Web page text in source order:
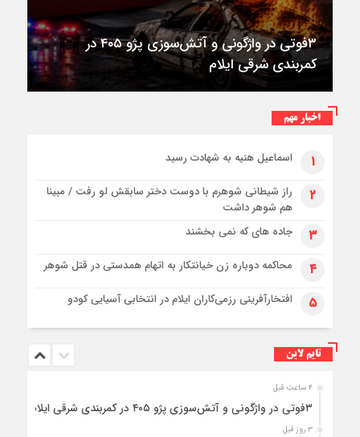
اخبار مهم
۱ اسماعیل هنیه به شهادت رسید
۲
راز شیطانی شوهرم با دوست دختر سابقش لو رفت / مبینا
هم شوهر داشت
۳ جاده های که نمی بخشند
۴ محاکمه دوباره زن خیانتکار به اتهام همدستی در قتل شوهر
۵ افتخارآفرینی رزمی‌کاران ایلام در انتخابی آسیایی کودو
تایم لاین
۴ ساعت قبل
۳فوتی در واژگونی و آتش‌سوزی پژو ۴۰۵ در کمربندی شرقی ایلام
۳ روز قبل